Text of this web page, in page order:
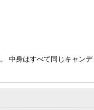
身はすべて同じキャンデ